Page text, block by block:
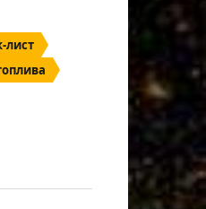
лист